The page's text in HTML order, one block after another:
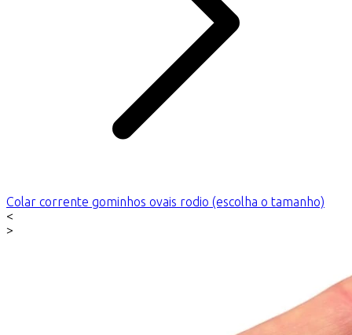
Colar corrente gominhos ovais rodio (escolha o tamanho)
<
>